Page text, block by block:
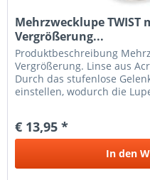
Mehrzwecklupe TWIST
Vergrößerung...
Produkt­beschreibung
Vergrößerung. Linse aus
Durch das stufenlose
einstellen, wodurch die
€ 13,95 *
In den